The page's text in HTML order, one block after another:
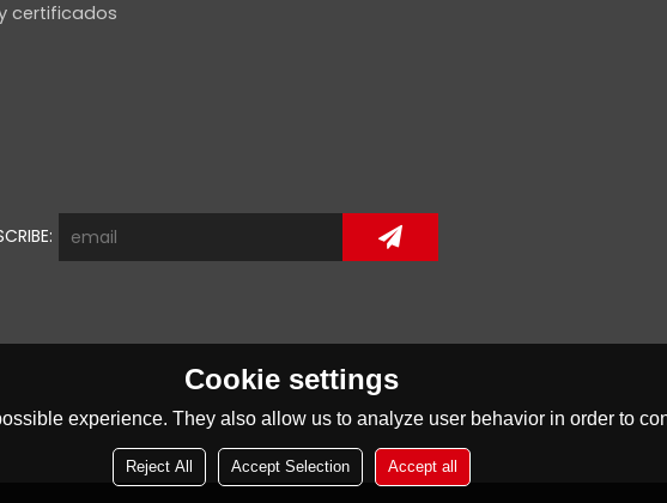
certificados
Cookie settings
experience. They also allow us to analyze user behavior in order to
Reject All Accept Selection Accept all